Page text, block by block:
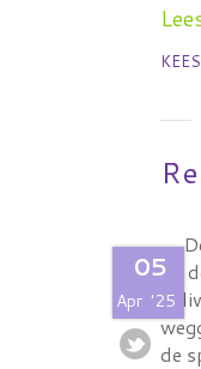
05
Apr '25
op
de